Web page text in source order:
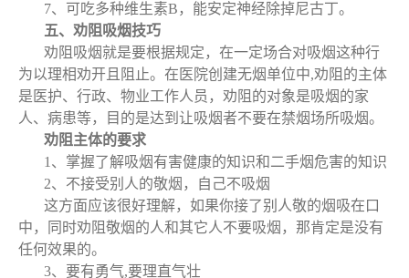
7、可吃多种维生素B，能安定神经除掉尼古丁。
五、劝阻吸烟技巧
劝阻吸烟就是要根据规定，在一定场合对吸烟这种行
为以理相劝开且阻止。在医院创建无烟单位中,劝阻的主体
是医护、行政、物业工作人员，劝阻的对象是吸烟的家
人、病患等，目的是达到让吸烟者不要在禁烟场所吸烟。
劝阻主体的要求
1、掌握了解吸烟有害健康的知识和二手烟危害的知识
2、不接受别人的敬烟，自己不吸烟
这方面应该很好理解，如果你接了别人敬的烟吸在口
中，同时劝阻敬烟的人和其它人不要吸烟，那肯定是没有
任何效果的。
3、要有勇气,要理直气壮